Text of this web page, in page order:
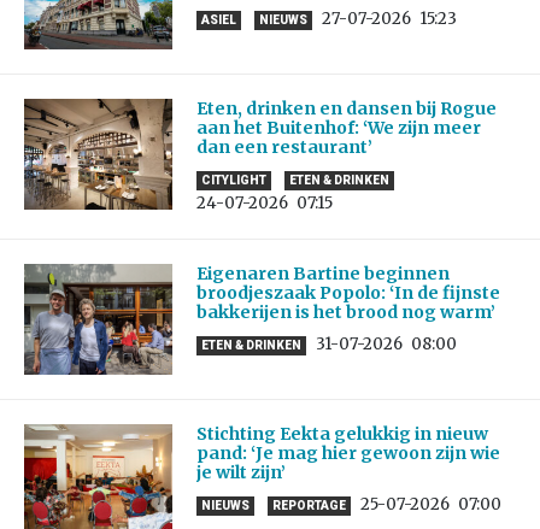
ASIEL NIEUWS 27-07-2026 15:23
Eten, drinken en dansen bij Rogue
aan het Buitenhof: ‘We zijn meer
dan een restaurant’
CITYLIGHT ETEN & DRINKEN
24-07-2026 07:15
Eigenaren Bartine beginnen
broodjeszaak Popolo: ‘In de fijnste
bakkerijen is het brood nog warm’
ETEN & DRINKEN 31-07-2026 08:00
Stichting Eekta gelukkig in nieuw
pand: ‘Je mag hier gewoon zijn wie
je wilt zijn’
NIEUWS REPORTAGE 25-07-2026 07:00